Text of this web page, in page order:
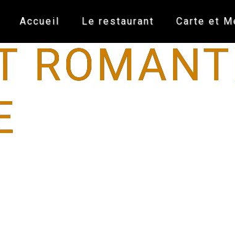
Accueil Le restaurant Carte et